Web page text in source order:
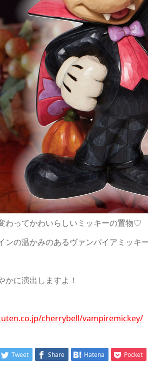
わってかわいらしいミッキーの置物♡
ンの温かみのあるヴァンパイアミッキ
かに演出しますよ！
cherrybell/vampiremickey/
Tweet Share Hatena Pocket